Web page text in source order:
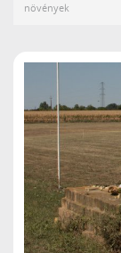
növények